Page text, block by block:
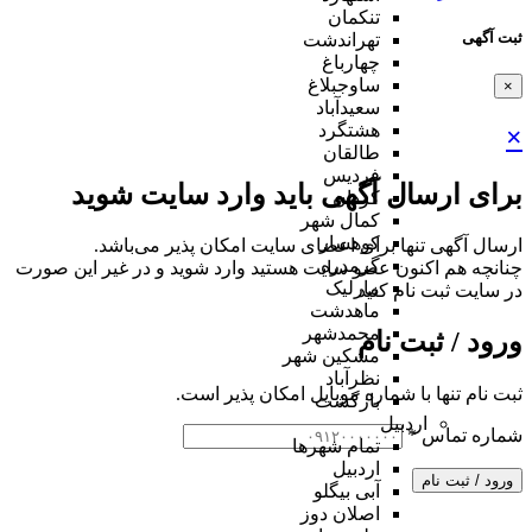
ثبت آگهی
×
×
برای ارسال آگهی باید وارد سایت شوید
ارسال آگهی تنها برای اعضای سایت امکان پذیر می‌باشد.
چنانچه هم‌ اکنون عضو سایت هستید وارد شوید و در غیر این صورت
در سایت ثبت نام کنید
ورود / ثبت نام
ثبت نام تنها با شماره موبایل امکان پذیر است.
شماره تماس*
ورود / ثبت نام
تنکمان
تهراندشت
چهارباغ
ساوجبلاغ
سعیدآباد
هشتگرد
طالقان
فردیس
کردان
کمال شهر
کوهسار
گرمدره
مارلیک
ماهدشت
محمدشهر
مشکین شهر
نظرآباد
بازگشت
اردبیل
تمام شهر‌ها
اردبیل
آبی بیگلو
اصلان دوز